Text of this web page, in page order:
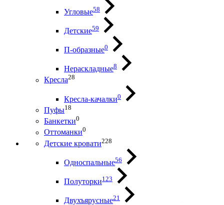
Угловые58
Детские59
П-образные0
Нераскладные8
Кресла28
Кресла-качалки0
Пуфы18
Банкетки0
Оттоманки0
Детские кровати228
Односпальные56
Полуторки123
Двухъярусные21